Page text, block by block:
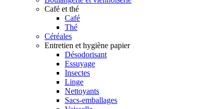
Café et thé
Café
Thé
Céréales
Entretien et hygiène papier
Désodorisant
Essuyage
Insectes
Linge
Nettoyants
Sacs-emballages